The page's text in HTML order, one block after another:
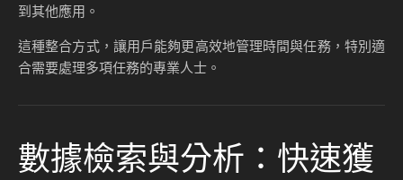
到其他應用。
這種整合方式，讓用戶能夠更高效地管理時間與任務，特別適
合需要處理多項任務的專業人士。
數據檢索與分析：快速獲